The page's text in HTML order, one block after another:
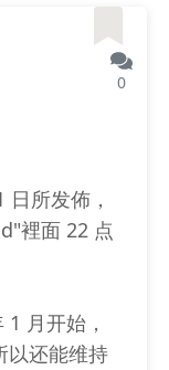
0
所发佈，
裡面 22 点
月开始，
以还能维持